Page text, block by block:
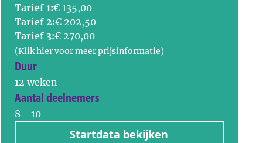
Tarief 1:€ 135,00
Tarief 2:€ 202,50
Tarief 3:€ 270,00
(Klik hier voor meer prijsinformatie)
Duur
12 weken
Aantal deelnemers
8 - 10
Startdata bekijken